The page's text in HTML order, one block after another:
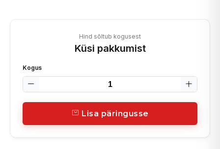
Hind sõltub kogusest
Küsi pakkumist
Kogus
Lisa päringusse